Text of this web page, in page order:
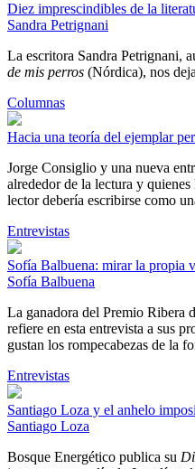
Diez imprescindibles de la
Sandra Petrignani
La escritora Sandra Petrignani,
de mis perros (Nórdica), nos
Columnas
Hacia una teoría del ejemplar
Jorge Consiglio y una nueva
alrededor de la lectura y
lector debería escribirse como
Entrevistas
Sofía Balbuena: mirar la propia
Sofía Balbuena
La ganadora del Premio Ribera
refiere en esta entrevista a sus
gustan los rompecabezas de la
Entrevistas
Santiago Loza y el anhelo
Santiago Loza
Bosque Energético publica su